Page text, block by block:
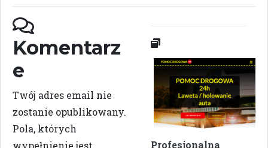
Komentarz
e
Twój adres email nie
zostanie opublikowany.
Pola, których
wypełnienie jest
Profesjonalna